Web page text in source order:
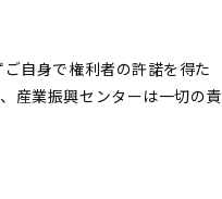
⾃⾝で権利者の許諾を得た
産業振興センターは⼀切の責